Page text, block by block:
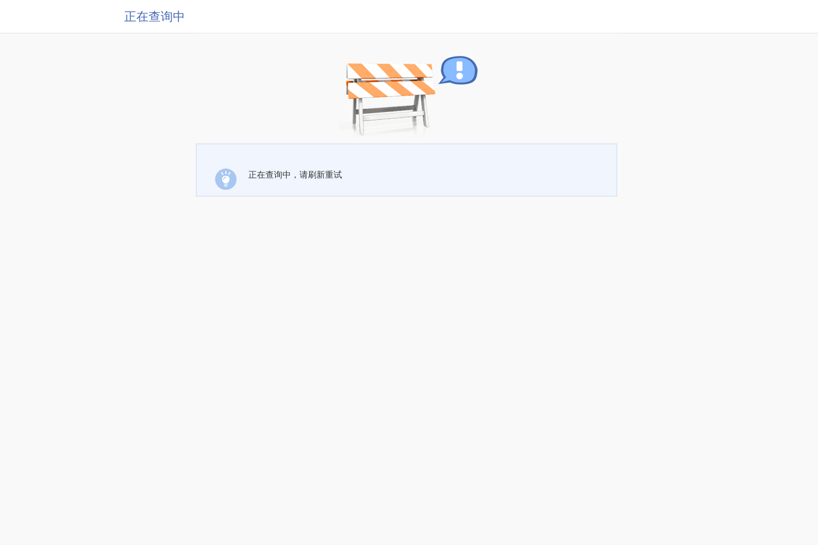
正在查询中
正在查询中，请刷新重试